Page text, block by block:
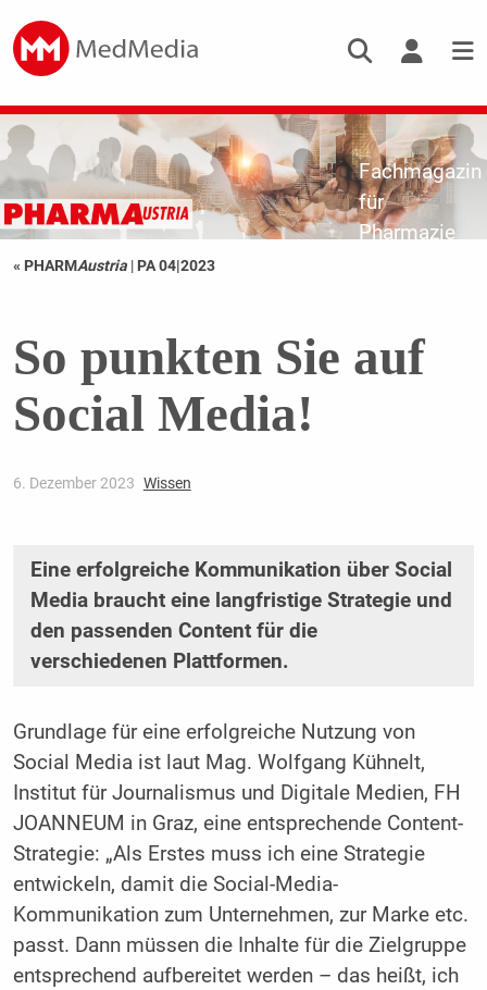
Fachmagazin
für
Pharmazie
« PHARMAustria | PA 04|2023
So punkten Sie auf
Social Media!
6. Dezember 2023 Wissen
Eine erfolgreiche Kommunikation über Social
Media braucht eine langfristige Strategie und
den passenden Content für die
verschiedenen Plattformen.
Grundlage für eine erfolgreiche Nutzung von
Social Media ist laut Mag. Wolfgang Kühnelt,
Institut für Journalismus und Digitale Medien, FH
JOANNEUM in Graz, eine entsprechende Content-
Strategie: „Als Erstes muss ich eine Strategie
entwickeln, damit die Social-Media-
Kommunikation zum Unternehmen, zur Marke etc.
passt. Dann müssen die Inhalte für die Zielgruppe
entsprechend aufbereitet werden – das heißt, ich